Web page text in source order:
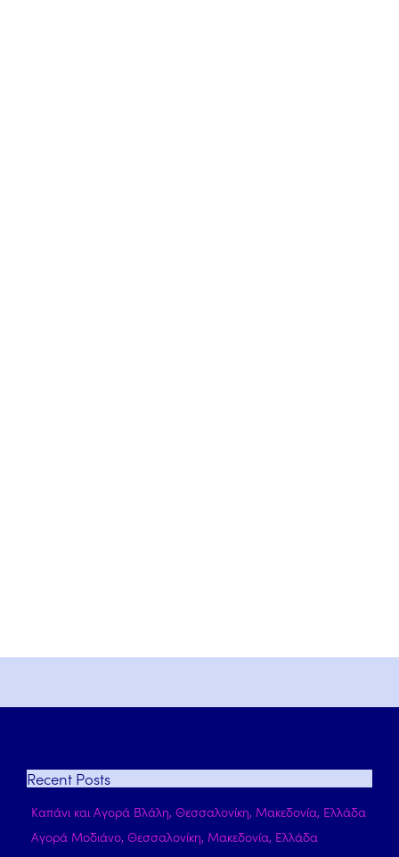
Recent Posts
Καπάνι και Αγορά Βλάλη, Θεσσαλονίκη, Μακεδονία, Ελλάδα
Αγορά Μοδιάνο, Θεσσαλονίκη, Μακεδονία, Ελλάδα